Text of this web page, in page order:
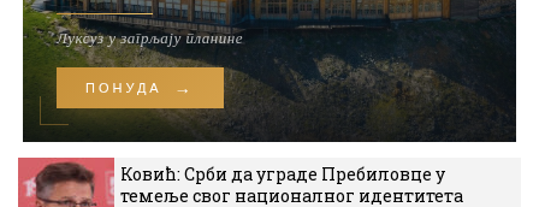
Ковић: Срби да уграде Пребиловце у
темеље свог националног идентитета